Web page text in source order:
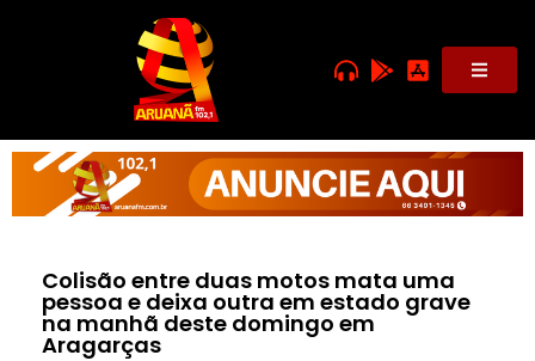
Colisão entre duas motos mata uma
pessoa e deixa outra em estado grave
na manhã deste domingo em
Aragarças